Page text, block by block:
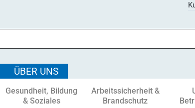
ÜBER UNS
Gesundheit, Bildung
& Soziales
Arbeitssicherheit &
Brandschutz